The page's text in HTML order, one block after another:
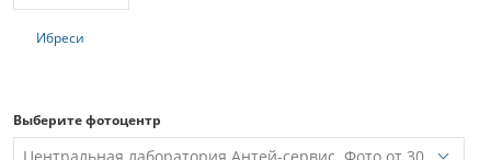
Ибреси
Выберите фотоцентр